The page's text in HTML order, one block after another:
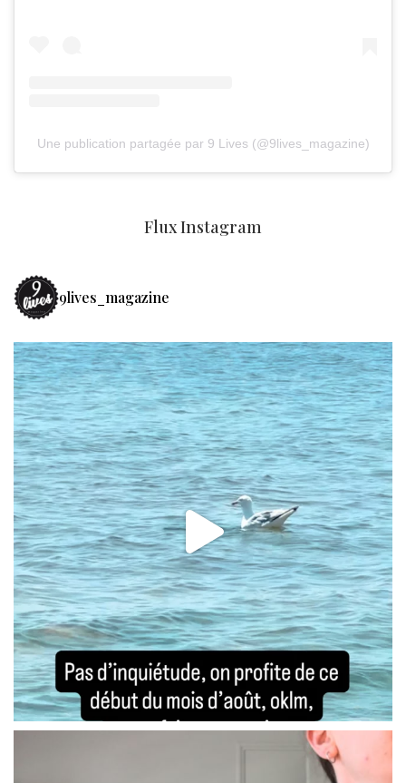
Une publication partagée par 9 Lives (@9lives_magazine)
Flux Instagram
9lives_magazine